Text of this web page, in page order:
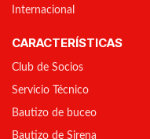
Internacional
CARACTERÍSTICAS
Club de Socios
Servicio Técnico
Bautizo de buceo
Bautizo de Sirena